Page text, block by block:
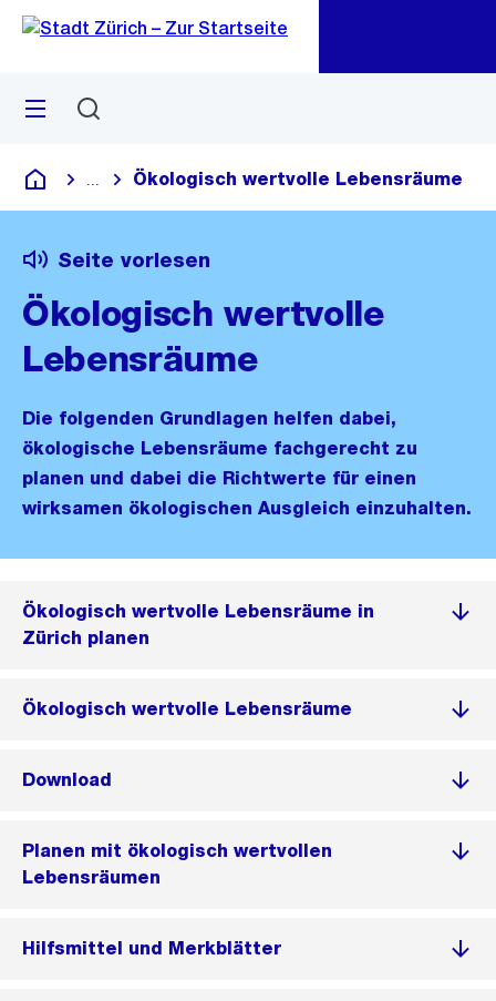
Navigation
Sprunglink
Menü
Deutsch
Blende alle Breadcrumbs ein
Ökologisch wertvolle Lebensräume
Seite vorlesen
Ökologisch wertvolle
Lebensräume
Die folgenden Grundlagen helfen dabei,
ökologische Lebensräume fachgerecht zu
planen und dabei die Richtwerte für einen
wirksamen ökologischen Ausgleich einzuhalten.
Ökologisch wertvolle Lebensräume in
Zürich planen
Ökologisch wertvolle Lebensräume
Download
Planen mit ökologisch wertvollen
Lebensräumen
Hilfsmittel und Merkblätter